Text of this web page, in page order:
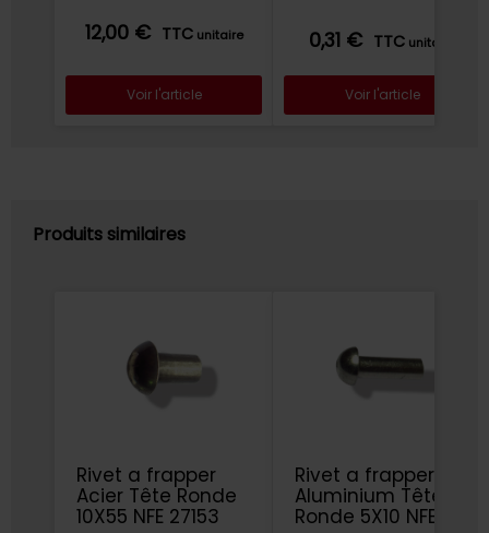
12,00 € TTC unitaire
Voir l'article
0,31 € TTC unitaire
Voir l'article
Produits similaires
Rivet a frapper
Acier Tête Ronde
10X55 NFE 27153
Rivet a frapper
Aluminium Tête
Ronde 5X10 NFE